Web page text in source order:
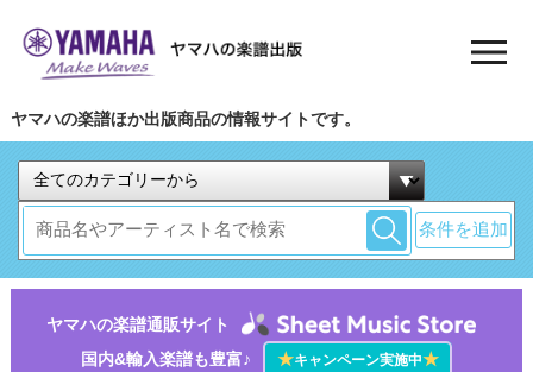
ヤマハの楽譜ほか出版商品の情報サイトです。
条件を追加
ヤマハの楽譜通販サイト
国内&輸入楽譜も豊富♪
★キャンペーン実施中★